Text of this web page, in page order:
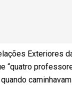
Exteriores
“quatro